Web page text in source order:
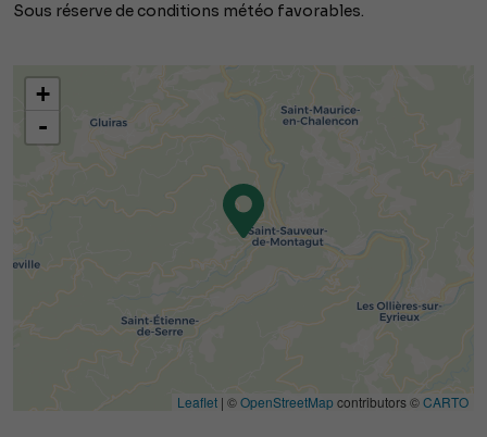
Sous réserve de conditions météo favorables.
+
-
Leaflet | ©OpenStreetMap contributors ©CARTO